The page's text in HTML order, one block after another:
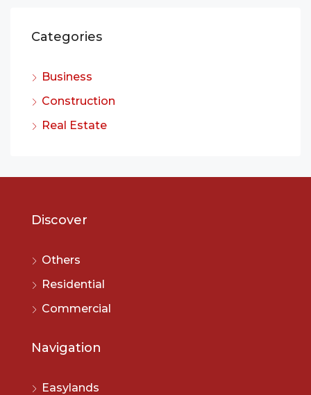
Categories
Business
Construction
Real Estate
Discover
Others
Residential
Commercial
Navigation
Easylands